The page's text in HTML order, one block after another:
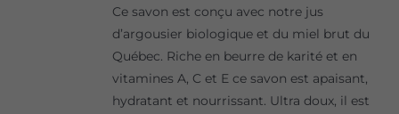
Ce savon est conçu avec notre jus
d’argousier biologique et du miel brut du
Québec. Riche en beurre de karité et en
vitamines A, C et E ce savon est apaisant,
hydratant et nourrissant. Ultra doux, il est